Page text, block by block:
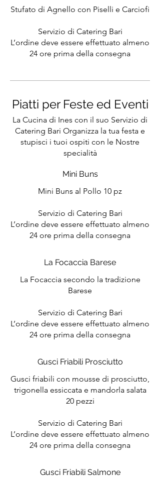
Stufato di Agnello con Piselli e Carciofi
Servizio di Catering Bari
L’ordine deve essere effettuato almeno
24 ore prima della consegna
Piatti per Feste ed Eventi
La Cucina di Ines con il suo Servizio di
Catering Bari Organizza la tua festa e
stupisci i tuoi ospiti con le Nostre
specialità
Mini Buns
Mini Buns al Pollo 10 pz
Servizio di Catering Bari
L’ordine deve essere effettuato almeno
La Focaccia Barese
La Focaccia secondo la tradizione
Barese
Servizio di Catering Bari
L’ordine deve essere effettuato almeno
Gusci Friabili Prosciutto
Gusci friabili con mousse di prosciutto,
trigonella essiccata e mandorla salata
20 pezzi
Servizio di Catering Bari
L’ordine deve essere effettuato almeno
24 ore prima della consegna
Gusci Friabili Salmone